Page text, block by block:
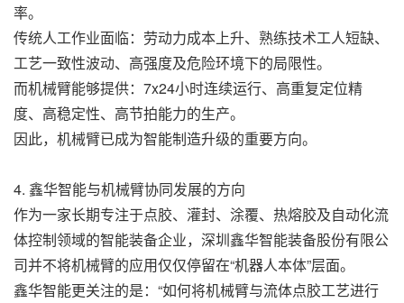
率。
传统人工作业面临：劳动力成本上升、熟练技术工人短缺、
工艺一致性波动、高强度及危险环境下的局限性。
而机械臂能够提供：7x24小时连续运行、高重复定位精
度、高稳定性、高节拍能力的生产。
因此，机械臂已成为智能制造升级的重要方向。
4. 鑫华智能与机械臂协同发展的方向
作为一家长期专注于点胶、灌封、涂覆、热熔胶及自动化流
体控制领域的智能装备企业，深圳鑫华智能装备股份有限公
司并不将机械臂的应用仅仅停留在“机器人本体”层面。
鑫华智能更关注的是：“如何将机械臂与流体点胶工艺进行